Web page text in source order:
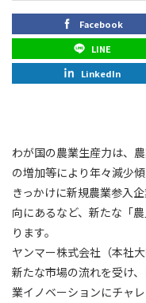
Facebook
LINE
LinkedIn
わが国の農業生産力は、
の増加等により年々減少
きっかけに新規農業参入
向にあるなど、新たな「
ります。
ヤンマー株式会社（本社
新たな市場の流れを受け
業イノベーションにチャ